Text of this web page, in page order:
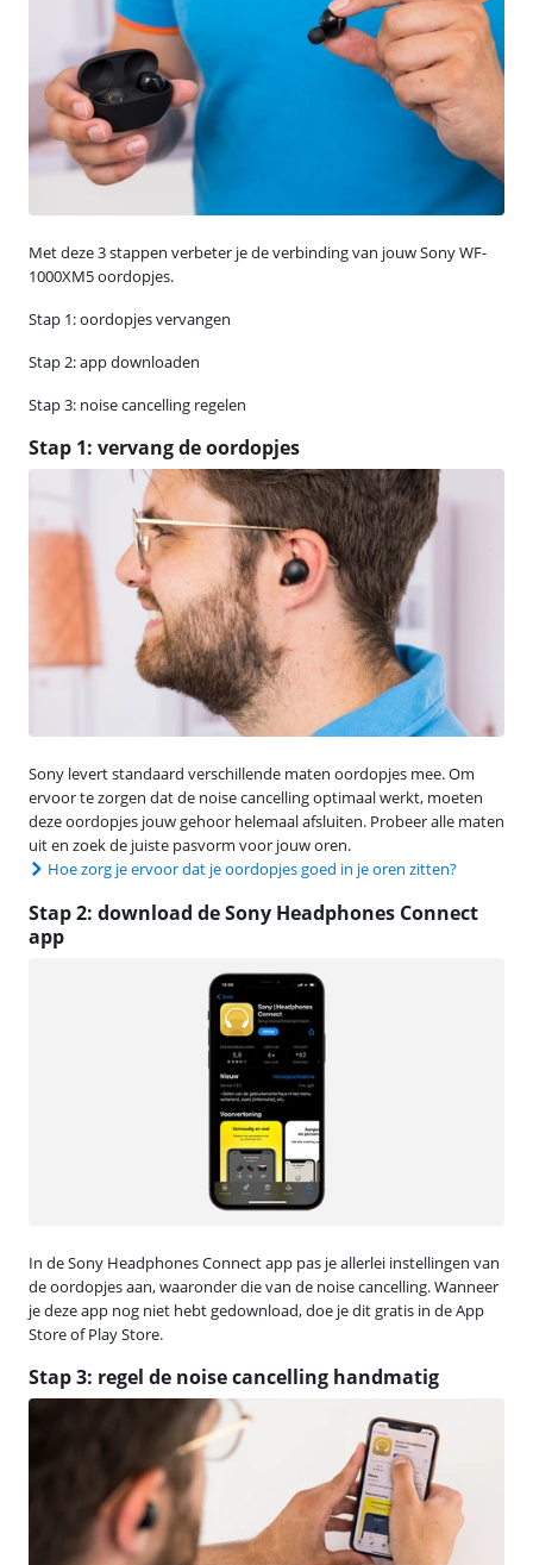
Met deze 3 stappen verbeter je de verbinding van jouw Sony WF-
1000XM5 oordopjes.
Stap 1: oordopjes vervangen
Stap 2: app downloaden
Stap 3: noise cancelling regelen
Stap 1: vervang de oordopjes
Sony levert standaard verschillende maten oordopjes mee. Om
ervoor te zorgen dat de noise cancelling optimaal werkt, moeten
deze oordopjes jouw gehoor helemaal afsluiten. Probeer alle maten
uit en zoek de juiste pasvorm voor jouw oren.
Hoe zorg je ervoor dat je oordopjes goed in je oren zitten?
Stap 2: download de Sony Headphones Connect
app
In de Sony Headphones Connect app pas je allerlei instellingen van
de oordopjes aan, waaronder die van de noise cancelling. Wanneer
je deze app nog niet hebt gedownload, doe je dit gratis in de App
Store of Play Store.
Stap 3: regel de noise cancelling handmatig